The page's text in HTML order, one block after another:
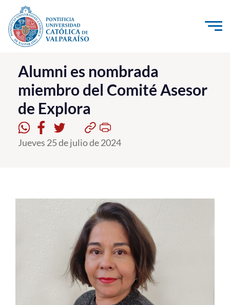
Click acá para ir directamente al contenido
La Universidad
Investigación, Creación e Innovación
PUCV Internacional
Vinculación con el Medio
Alumni es nombrada
miembro del Comité Asesor
de Explora
Jueves 25 de julio de 2024